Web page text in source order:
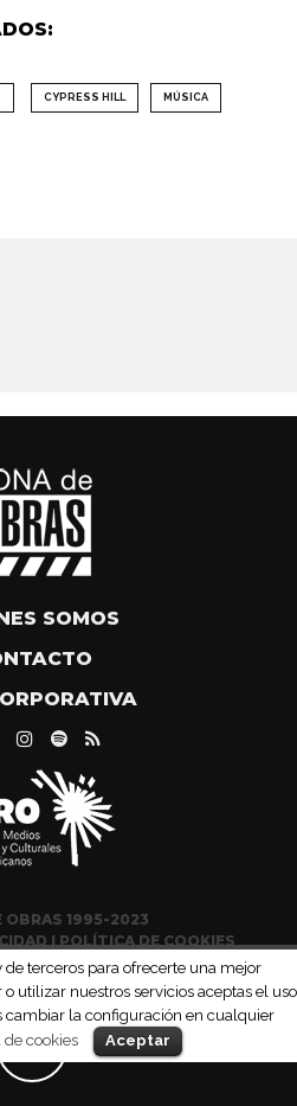
CYPRESS HILL MÚSICA
SOMOS
OBRAS 1995-2023
| POLÍTICA DE COOKIES
terceros para ofrecerte una mejor
utilizar nuestros servicios aceptas el uso
cambiar la configuración en cualquier
de cookies Aceptar